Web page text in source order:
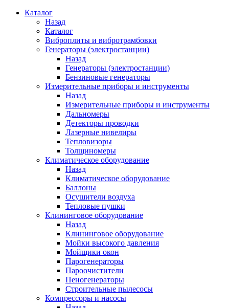
Каталог
Назад
Каталог
Виброплиты и вибротрамбовки
Генераторы (электростанции)
Назад
Генераторы (электростанции)
Бензиновые генераторы
Измерительные приборы и инструменты
Назад
Измерительные приборы и инструменты
Дальномеры
Детекторы проводки
Лазерные нивелиры
Тепловизоры
Толщиномеры
Климатическое оборудование
Назад
Климатическое оборудование
Баллоны
Осушители воздуха
Тепловые пушки
Клининговое оборудование
Назад
Клининговое оборудование
Мойки высокого давления
Мойщики окон
Парогенераторы
Пароочистители
Пеногенераторы
Строительные пылесосы
Компрессоры и насосы